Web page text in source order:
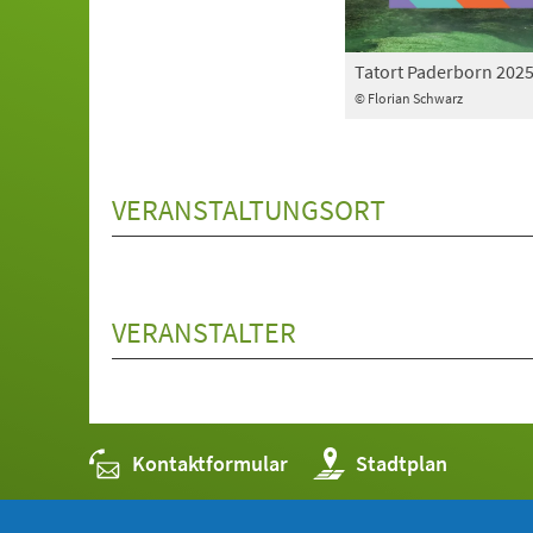
© Florian Schwarz
Tatort Paderborn 2025
VERANSTALTUNGSORT
VERANSTALTER
Kontaktformular Stadtplan
(Öffnet
in
einem